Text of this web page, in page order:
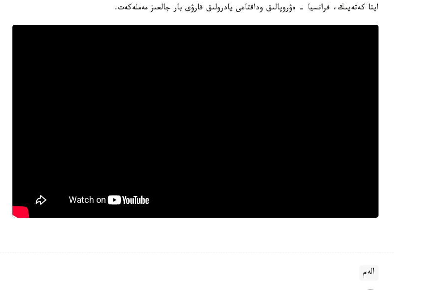
ايتا كەتەيىك، فرانسيا - ەۋروپالىق وداقتاعى يادرولىق قارۋى بار جالعىز مەملەكەت.
الەم